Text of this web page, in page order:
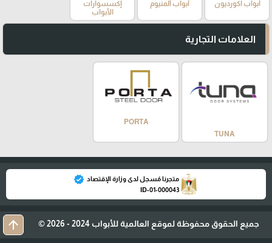
أبواب اكورديون أبواب ألمنيوم
إكسسوارات
الأبواب
العلامات التجارية
TUNA
PORTA
متجرنا مُسجل لدى وزارة الإقتصاد verified
ID-01-000043
جميع الحقوق محفوظة لموقع العالمية للأبواب 2024 - 2026 © arrow_upward